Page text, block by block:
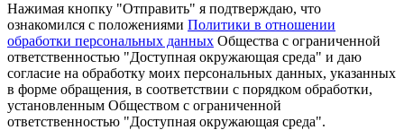
Нажимая кнопку "Отправить" я подтверждаю, что
ознакомился с положениями Политики в отношении
обработки персональных данных Общества с ограниченной
ответственностью "Доступная окружающая среда" и даю
согласие на обработку моих персональных данных, указанных
в форме обращения, в соответствии с порядком обработки,
установленным Обществом с ограниченной
ответственностью "Доступная окружающая среда".